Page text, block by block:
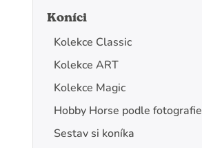
Koníci
Kolekce Classic
Kolekce ART
Kolekce Magic
Hobby Horse podle fotografie
Sestav si koníka